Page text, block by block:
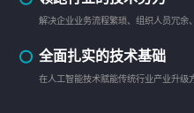
解决企业业务流程繁琐、组织人员冗余
全面扎实的技术基础
在人工智能技术赋能传统行业产业升级